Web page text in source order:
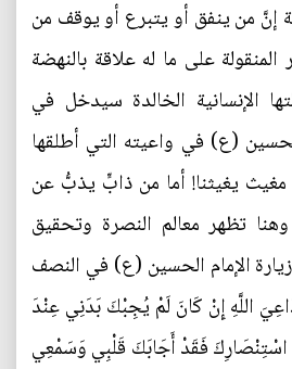
إنَّ من ينفق أو يتبرع أو يوقف من
المنقولة على ما له علاقة بالنهضة
الإنسانية الخالدة سيدخل في
(ع) في واعيته التي أطلقها
يغيثنا! أما من ذابٍّ يذبُّ عن
تظهر معالم النصرة وتحقيق
الإمام الحسين (ع) في النصف
اللَّهِ إِنْ كَانَ لَمْ يُجِبْكَ بَدَنِي عِنْدَ
فَقَدْ أَجَابَكَ قَلْبِي وَسَمْعِي